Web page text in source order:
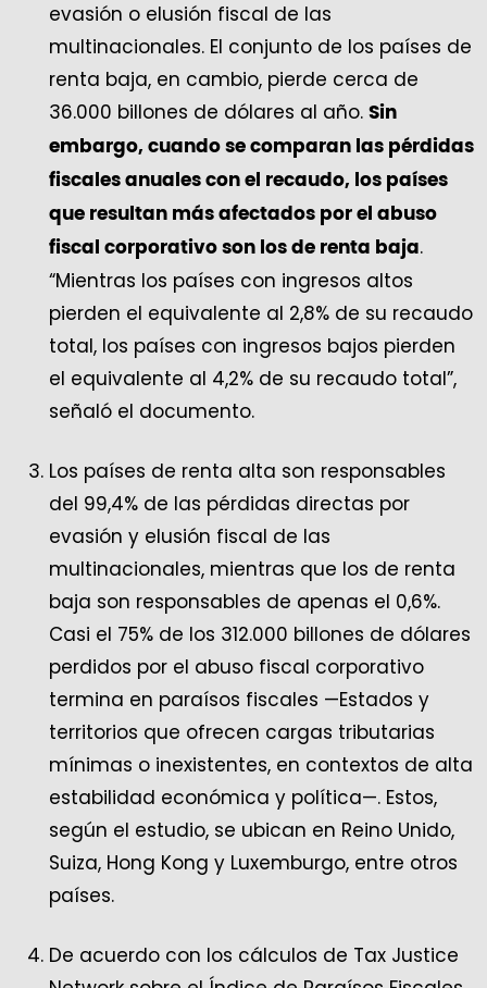
evasión o elusión fiscal de las
multinacionales. El conjunto de los países de
renta baja, en cambio, pierde cerca de
36.000 billones de dólares al año. Sin
embargo, cuando se comparan las pérdidas
fiscales anuales con el recaudo, los países
que resultan más afectados por el abuso
fiscal corporativo son los de renta baja.
“Mientras los países con ingresos altos
pierden el equivalente al 2,8% de su recaudo
total, los países con ingresos bajos pierden
el equivalente al 4,2% de su recaudo total”,
señaló el documento.
Los países de renta alta son responsables
del 99,4% de las pérdidas directas por
evasión y elusión fiscal de las
multinacionales, mientras que los de renta
baja son responsables de apenas el 0,6%.
Casi el 75% de los 312.000 billones de dólares
perdidos por el abuso fiscal corporativo
termina en paraísos fiscales —Estados y
territorios que ofrecen cargas tributarias
mínimas o inexistentes, en contextos de alta
estabilidad económica y política—. Estos,
según el estudio, se ubican en Reino Unido,
Suiza, Hong Kong y Luxemburgo, entre otros
países.
De acuerdo con los cálculos de Tax Justice